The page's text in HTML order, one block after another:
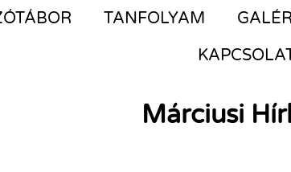
TANFOLYAM
Márciusi